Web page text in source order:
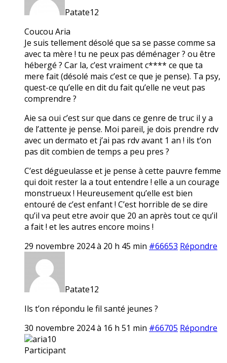
Patate12
Coucou Aria
Je suis tellement désolé que sa se passe comme sa
avec ta mère ! tu ne peux pas déménager ? ou être
hébergé ? Car la, c’est vraiment c**** ce que ta
mere fait (désolé mais c’est ce que je pense). Ta psy,
quest-ce qu’elle en dit du fait qu’elle ne veut pas
comprendre ?
Aie sa oui c’est sur que dans ce genre de truc il y a
de l’attente je pense. Moi pareil, je dois prendre rdv
avec un dermato et j’ai pas rdv avant 1 an ! ils t’on
pas dit combien de temps a peu pres ?
C’est dégueulasse et je pense à cette pauvre femme
qui doit rester la a tout entendre ! elle a un courage
monstrueux ! Heureusement qu’elle est bien
entouré de c’est enfant ! C’est horrible de se dire
qu’il va peut etre avoir que 20 an après tout ce qu’il
a fait ! et les autres encore moins !
29 novembre 2024 à 20 h 45 min #66653 Répondre
Patate12
Ils t’on répondu le fil santé jeunes ?
30 novembre 2024 à 16 h 51 min #66705 Répondre
aria10
Participant